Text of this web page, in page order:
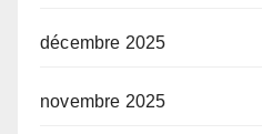
décembre 2025
novembre 2025